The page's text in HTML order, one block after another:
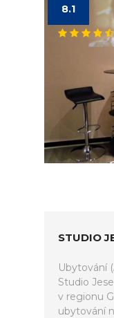
8.1
STUDIO
Ubytování
Studio
v regionu
ubytování